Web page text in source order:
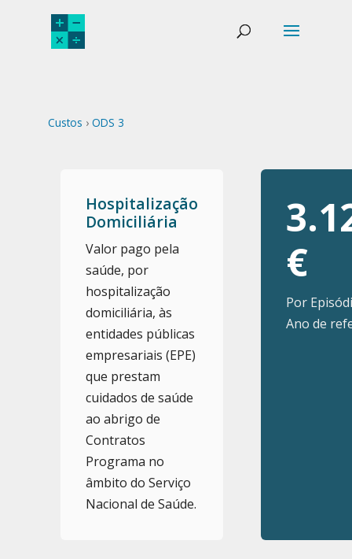
Custos › ODS 3
Hospitalização
Domiciliária
Valor pago pela
saúde, por
hospitalização
domiciliária, às
entidades públicas
empresariais (EPE)
que prestam
cuidados de saúde
ao abrigo de
Contratos
Programa no
âmbito do Serviço
Nacional de Saúde.
€
Por
Ano de